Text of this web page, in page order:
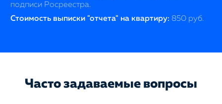
подписи Росреестра.
Стоимость выписки "отчета" на квартиру: 850 руб.
Часто задаваемые вопросы